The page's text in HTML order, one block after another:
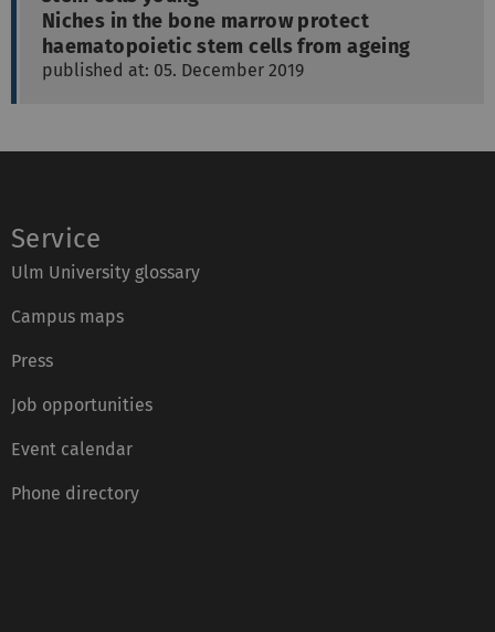
Niches in the bone marrow protect
haematopoietic stem cells from ageing
published at: 05. December 2019
Service
Ulm University glossary
Campus maps
Press
Job opportunities
Event calendar
Phone directory